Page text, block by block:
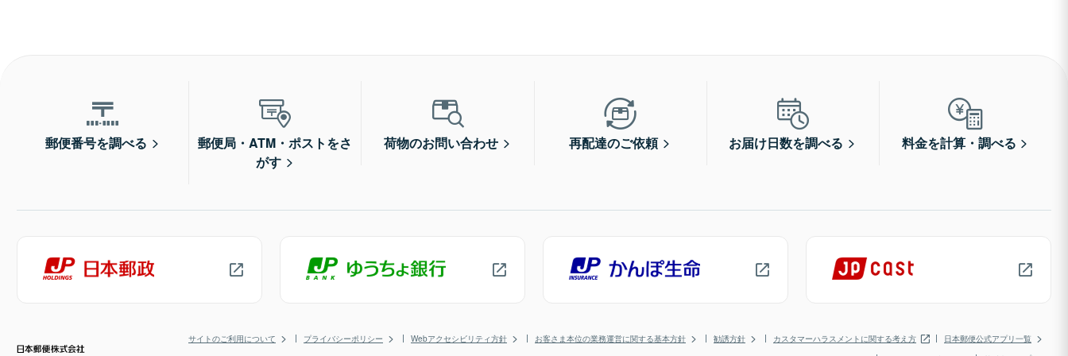
郵便番号を調べる
郵便局・ATM・ポストをさ
がす
荷物のお問い合わせ 再配達のご依頼 お届け日数を調べる 料金を計算・調べる
サイトのご利用について プライバシーポリシー Webアクセシビリティ方針 お客さま本位の業務運営に関する基本方針 勧誘方針 カスタマーハラスメントに関する考え方
日本郵便公式アプリ一覧